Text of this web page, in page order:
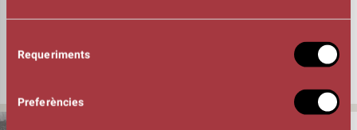
Requeriments
Preferències
Les inscripcions per al curs 2026/2027 de l’Aula d’Arts Escèniques
classes a partir del 14 de setembre. L’Aula posa a l’abast una
oferta formativa municipal i de qualitat en el camp de les arts